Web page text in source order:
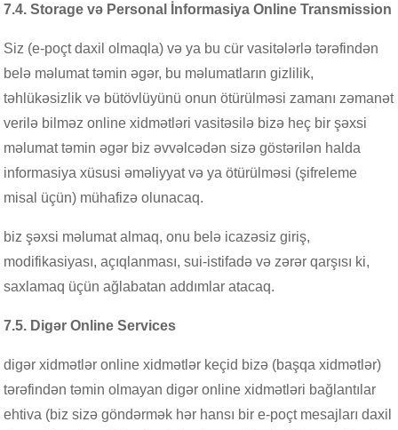
7.4. Storage və Personal İnformasiya Online Transmission
Siz (e-poçt daxil olmaqla) və ya bu cür vasitələrlə tərəfindən
belə məlumat təmin əgər, bu məlumatların gizlilik,
təhlükəsizlik və bütövlüyünü onun ötürülməsi zamanı zəmanət
verilə bilməz online xidmətləri vasitəsilə bizə heç bir şəxsi
məlumat təmin əgər biz əvvəlcədən sizə göstərilən halda
informasiya xüsusi əməliyyat və ya ötürülməsi (şifreleme
misal üçün) mühafizə olunacaq.
biz şəxsi məlumat almaq, onu belə icazəsiz giriş,
modifikasiyası, açıqlanması, sui-istifadə və zərər qarşısı ki,
saxlamaq üçün ağlabatan addımlar atacaq.
7.5. Digər Online Services
digər xidmətlər online xidmətlər keçid bizə (başqa xidmətlər)
tərəfindən təmin olmayan digər online xidmətləri bağlantılar
ehtiva (biz sizə göndərmək hər hansı bir e-poçt mesajları daxil